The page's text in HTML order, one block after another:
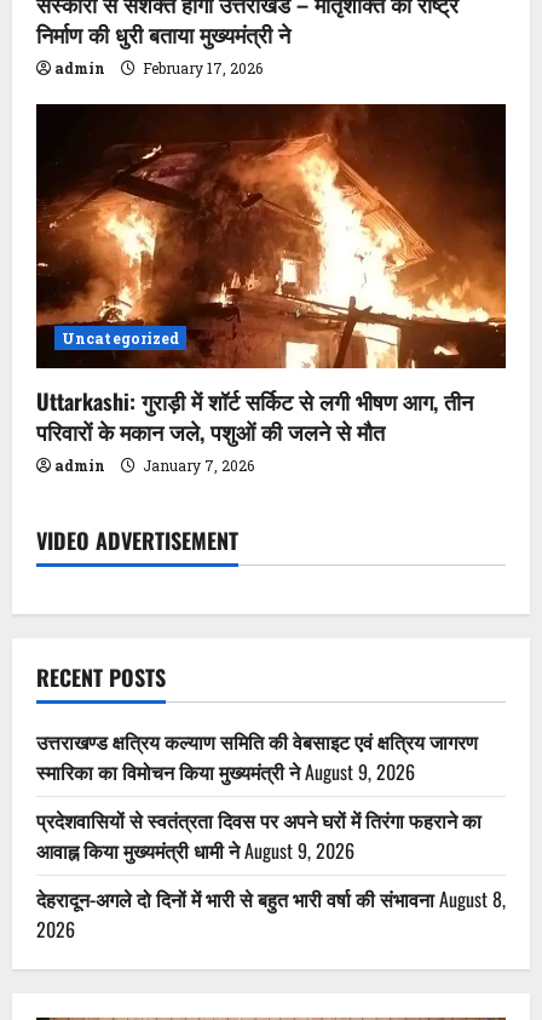
i
o
n
निर्माण की धुरी बताया मुख्यमंत्री ने
admin February 17, 2026
Uncategorized
Uttarkashi: गुराड़ी में शॉर्ट सर्किट से लगी भीषण आग, तीन
परिवारों के मकान जले, पशुओं की जलने से मौत
admin January 7, 2026
VIDEO ADVERTISEMENT
RECENT POSTS
उत्तराखण्ड क्षत्रिय कल्याण समिति की वेबसाइट एवं क्षत्रिय जागरण
स्मारिका का विमोचन किया मुख्यमंत्री नेAugust 9, 2026
प्रदेशवासियों से स्वतंत्रता दिवस पर अपने घरों में तिरंगा फहराने का
आवाह्न किया मुख्यमंत्री धामी नेAugust 9, 2026
देहरादून-अगले दो दिनों में भारी से बहुत भारी वर्षा की संभावनाAugust 8,
2026